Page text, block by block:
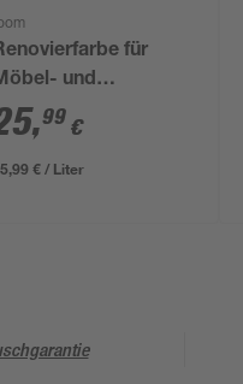
für
und
seidenmatt
l
,99 €
€ / Liter